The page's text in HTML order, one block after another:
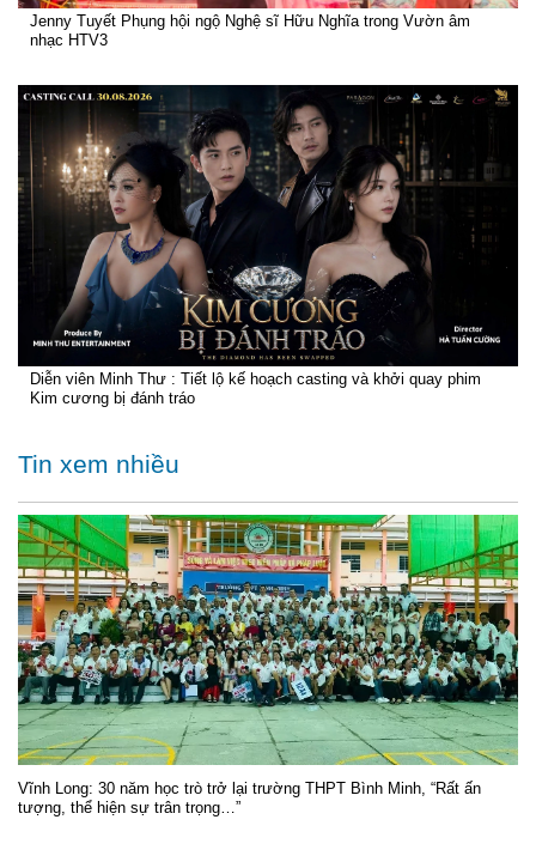
Jenny Tuyết Phụng hội ngộ Nghệ sĩ Hữu Nghĩa trong Vườn âm
nhạc HTV3
Diễn viên Minh Thư : Tiết lộ kế hoạch casting và khởi quay phim
Kim cương bị đánh tráo
Tin xem nhiều
Vĩnh Long: 30 năm học trò trở lại trường THPT Bình Minh, “Rất ấn
tượng, thể hiện sự trân trọng…”